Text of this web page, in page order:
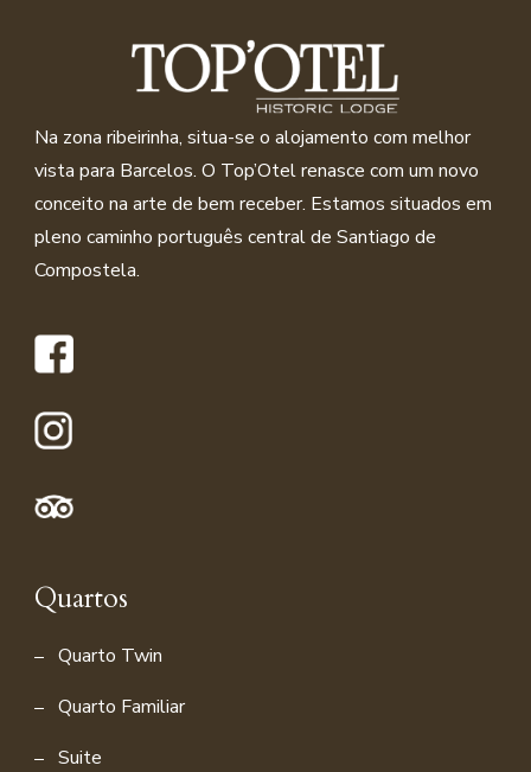
Na zona ribeirinha, situa-se o alojamento com melhor
vista para Barcelos. O Top’Otel renasce com um novo
conceito na arte de bem receber. Estamos situados em
pleno caminho português central de Santiago de
Compostela.
Quartos
Quarto Twin
Quarto Familiar
Suite